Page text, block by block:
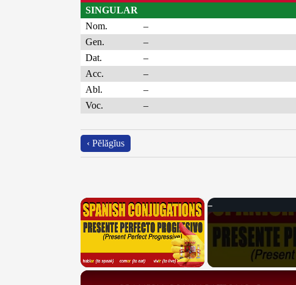
SINGULAR
Nom.
–
Gen.
–
Dat.
–
Acc.
–
Abl.
–
Voc.
–
‹ Pĕlăgĭus
×